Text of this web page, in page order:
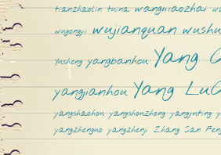
tianzhaolin tuina wangmaozhai
wugongyi wujianquan wushu
Yusheng yangbanhou Yang
yangjianhou Yang
yangshaohou yangshouzhong yangyuting
yangzhenguo yangzhenji Zhang San